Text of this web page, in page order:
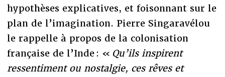
hypothèses explicatives, et foisonnant sur le
plan de l’imagination. Pierre Singaravélou
le rappelle à propos de la colonisation
française de l’Inde : « Qu’ils inspirent
ressentiment ou nostalgie, ces rêves et